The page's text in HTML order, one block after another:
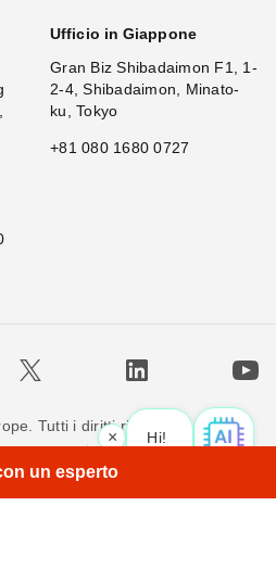
Hi! What is you
×
Ufficio in Giappone
Gran Biz Shibadaimon F1, 1-
2-4, Shibadaimon, Minato-
ku, Tokyo
+81 080 1680 0727
Tutti i diritti riservati.
un esperto